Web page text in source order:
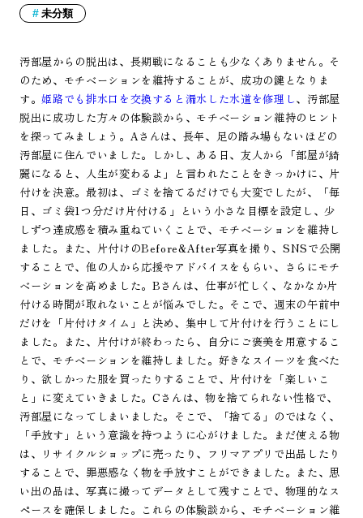
未分類
汚部屋からの脱出は、長期戦になることも少なくありません。そ
のため、モチベーションを維持することが、成功の鍵となりま
す。姫路でも排水口を交換すると漏水した水道を修理し、汚部屋
脱出に成功した方々の体験談から、モチベーション維持のヒント
を探ってみましょう。Aさんは、長年、足の踏み場もないほどの
汚部屋に住んでいました。しかし、ある日、友人から「部屋が綺
麗になると、人生が変わるよ」と言われたことをきっかけに、片
付けを決意。最初は、ゴミを捨てるだけでも大変でしたが、「毎
日、ゴミ袋1つ分だけ片付ける」という小さな目標を設定し、少
しずつ達成感を積み重ねていくことで、モチベーションを維持し
ました。また、片付けのBefore&After写真を撮り、SNSで公開
することで、他の人から応援やアドバイスをもらい、さらにモチ
ベーションを高めました。Bさんは、仕事が忙しく、なかなか片
付ける時間が取れないことが悩みでした。そこで、週末の午前中
だけを「片付けタイム」と決め、集中して片付けを行うことにし
ました。また、片付けが終わったら、自分にご褒美を用意するこ
とで、モチベーションを維持しました。好きなスイーツを食べた
り、欲しかった服を買ったりすることで、片付けを「楽しいこ
と」に変えていきました。Cさんは、物を捨てられない性格で、
汚部屋になってしまいました。そこで、「捨てる」のではなく、
「手放す」という意識を持つように心がけました。まだ使える物
は、リサイクルショップに売ったり、フリマアプリで出品したり
することで、罪悪感なく物を手放すことができました。また、思
い出の品は、写真に撮ってデータとして残すことで、物理的なス
ペースを確保しました。これらの体験談から、モチベーション維